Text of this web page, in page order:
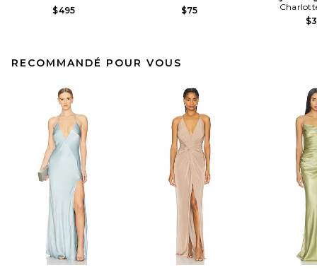
$495
$75
RECOMMANDÉ POUR VOUS